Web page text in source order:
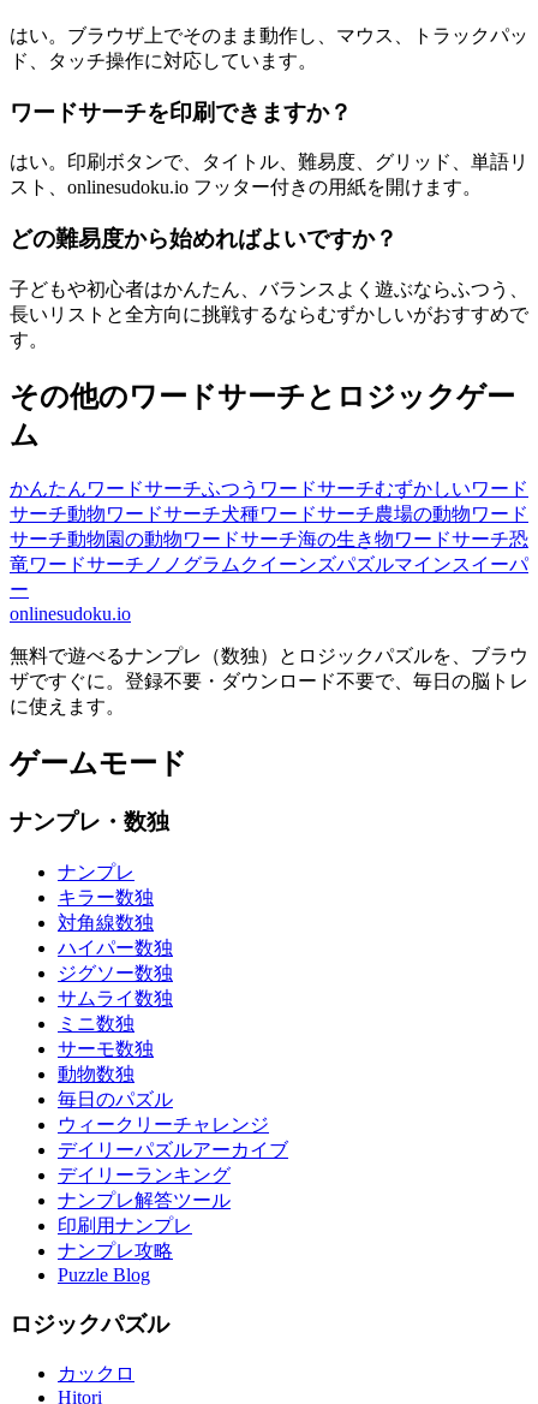
はい。ブラウザ上でそのまま動作し、マウス、トラックパッ
ド、タッチ操作に対応しています。
ワードサーチを印刷できますか？
はい。印刷ボタンで、タイトル、難易度、グリッド、単語リ
スト、onlinesudoku.io フッター付きの用紙を開けます。
どの難易度から始めればよいですか？
子どもや初心者はかんたん、バランスよく遊ぶならふつう、
長いリストと全方向に挑戦するならむずかしいがおすすめで
す。
その他のワードサーチとロジックゲー
ム
かんたんワードサーチふつうワードサーチむずかしいワード
サーチ動物ワードサーチ犬種ワードサーチ農場の動物ワード
サーチ動物園の動物ワードサーチ海の生き物ワードサーチ恐
竜ワードサーチ ノノグラムクイーンズパズルマインスイーパ
ー
onlinesudoku.io
無料で遊べるナンプレ（数独）とロジックパズルを、ブラウ
ザですぐに。登録不要・ダウンロード不要で、毎日の脳トレ
に使えます。
ゲームモード
ナンプレ・数独
ナンプレ
キラー数独
対角線数独
ハイパー数独
ジグソー数独
サムライ数独
ミニ数独
サーモ数独
動物数独
毎日のパズル
ウィークリーチャレンジ
デイリーパズルアーカイブ
デイリーランキング
ナンプレ解答ツール
印刷用ナンプレ
ナンプレ攻略
Puzzle Blog
ロジックパズル
カックロ
Hitori